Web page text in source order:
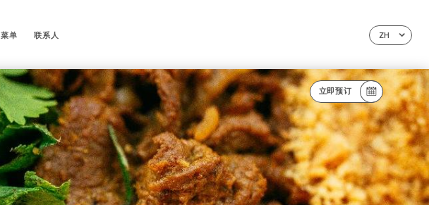
ZH
菜单 联系人
立即预订